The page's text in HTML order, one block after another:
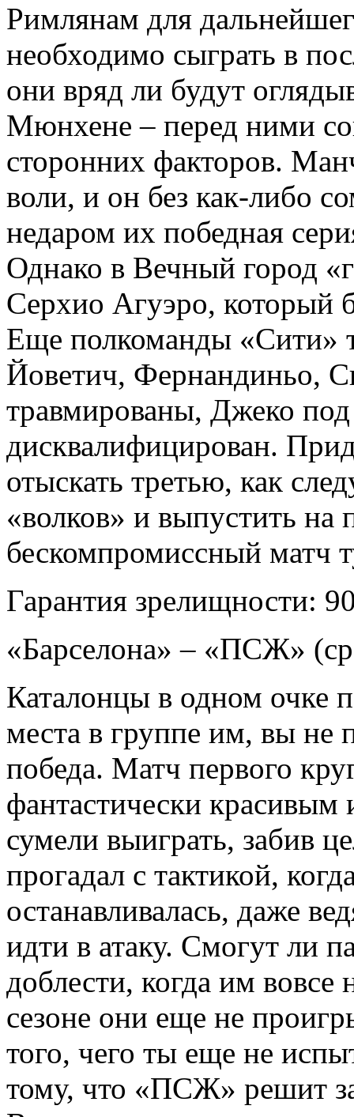
Римлянам для
необходимо сыграть в
они вряд ли будут
Мюнхене – перед ними
сторонних факторов.
воли, и он без как-либо
недаром их победная
Однако в Вечный город
Серхио Агуэро, который
Еще полкоманды «Сити»
Йоветич, Фернандиньо,
травмированы, Джеко
дисквалифицирован.
отыскать третью, как
«волков» и выпустить
бескомпромиссный матч
Гарантия зрелищности:
«Барселона» – «ПСЖ»
Каталонцы в одном очке
места в группе им, вы не
победа. Матч первого
фантастически
сумели выиграть, забив
прогадал с тактикой,
останавливалась, даже
идти в атаку. Смогут ли
доблести, когда им
сезоне они еще не
того, чего ты еще не
тому, что «ПСЖ» решит